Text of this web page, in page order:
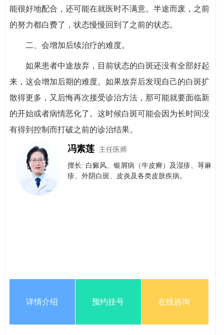
能很好地配合，还可能在就医时不满意。半途而废，之前
的努力都白费了，状态慢慢回到了之前的状态。
二、会增加后续治疗的难度。
如果患者中途放弃，目前状态的白斑还没有全部好起
来，这会增加后期的难度。如果放弃后发现自己的白斑扩
散得更多，又后悔再次接受诊治方法，那可能就要面临新
的开始或者病情恶化了。这时候白斑可能会因为长时间没
有得到控制而打破之前的诊治结果。
冯素莲 主任医师
擅长: 白癜风、银屑病（牛皮癣）​及​湿疹、荨麻
疹、外阴白斑、皮炎及各类皮肤疾病。
详情介绍 预约挂号 在线咨询